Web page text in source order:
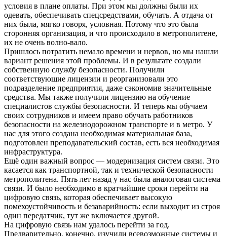
условия в плане оплаты. При этом мы должны были их
одевать, обеспечивать спецсредствами, обучать. А отдача от
них была, мягко говоря, условная. Потому что это была
сторонняя организация, и что происходило в метрополитене,
их не очень волно-вало.
Пришлось потратить немало времени и нервов, но мы нашли
вариант решения этой проблемы. И в результате создали
собственную службу безопасности. Получили
соответствующие лицензии и реорганизовали это
подразделение предприятия, даже сэкономив значительные
средства. Мы также получили лицензию на обучение
специалистов службы безопасности. И теперь мы обучаем
своих сотрудников и имеем право обучать работников
безопасности на железнодорожном транспорте и в метро. У
нас для этого создана необходимая материальная база,
подготовлен преподавательский состав, есть вся необходимая
инфраструктура.
Ещё один важный вопрос — модернизация систем связи. Это
касается как транспортной, так и технической безопасности
метрополитена. Пять лет назад у нас была аналоговая система
связи. И было необходимо в кратчайшие сроки перейти на
цифровую связь, которая обеспечивает высокую
помехоустойчивость и безаварийность: если выходит из строя
один передатчик, тут же включается другой.
На цифровую связь нам удалось перейти за год.
Предварительно, конечно, изучили всевозможные системы и